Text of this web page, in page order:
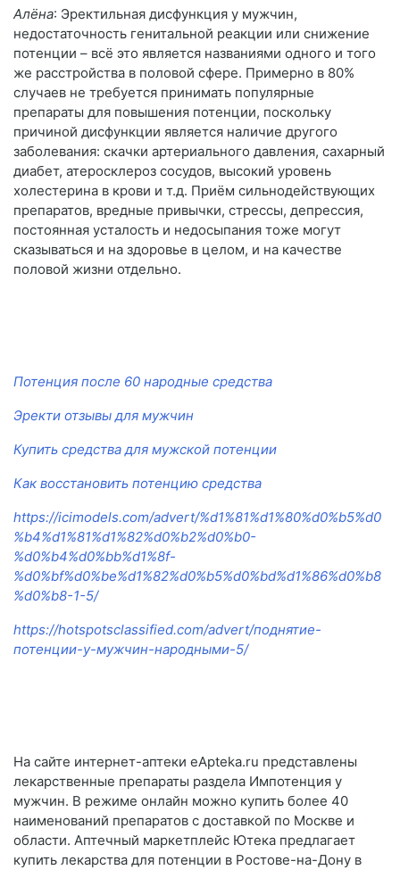
Алёна: Эректильная дисфункция у мужчин,
недостаточность генитальной реакции или снижение
потенции – всё это является названиями одного и того
же расстройства в половой сфере. Примерно в 80%
случаев не требуется принимать популярные
препараты для повышения потенции, поскольку
причиной дисфункции является наличие другого
заболевания: скачки артериального давления, сахарный
диабет, атеросклероз сосудов, высокий уровень
холестерина в крови и т.д. Приём сильнодействующих
препаратов, вредные привычки, стрессы, депрессия,
постоянная усталость и недосыпания тоже могут
сказываться и на здоровье в целом, и на качестве
половой жизни отдельно.
Потенция после 60 народные средства
Эректи отзывы для мужчин
Купить средства для мужской потенции
Как восстановить потенцию средства
https://icimodels.com/advert/%d1%81%d1%80%d0%b5%d0
%b4%d1%81%d1%82%d0%b2%d0%b0-
%d0%b4%d0%bb%d1%8f-
%d0%bf%d0%be%d1%82%d0%b5%d0%bd%d1%86%d0%b8
%d0%b8-1-5/
https://hotspotsclassified.com/advert/поднятие-
потенции-у-мужчин-народными-5/
На сайте интернет-аптеки еApteka.ru представлены
лекарственные препараты раздела Импотенция у
мужчин. В режиме онлайн можно купить более 40
наименований препаратов с доставкой по Москве и
области. Аптечный маркетплейс Ютека предлагает
купить лекарства для потенции в Ростове-на-Дону в